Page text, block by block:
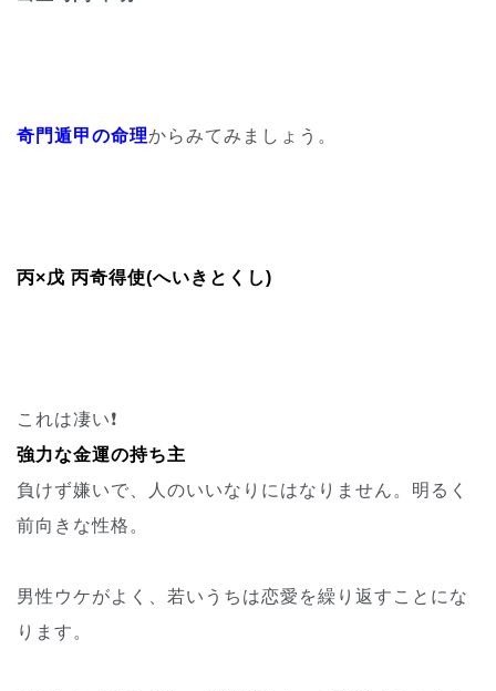
奇門遁甲の命理からみてみましょう。
丙×戊 丙奇得使(へいきとくし)
これは凄い❗
強力な金運の持ち主
負けず嫌いで、人のいいなりにはなりません。明るく
前向きな性格。
男性ウケがよく、若いうちは恋愛を繰り返すことにな
ります。